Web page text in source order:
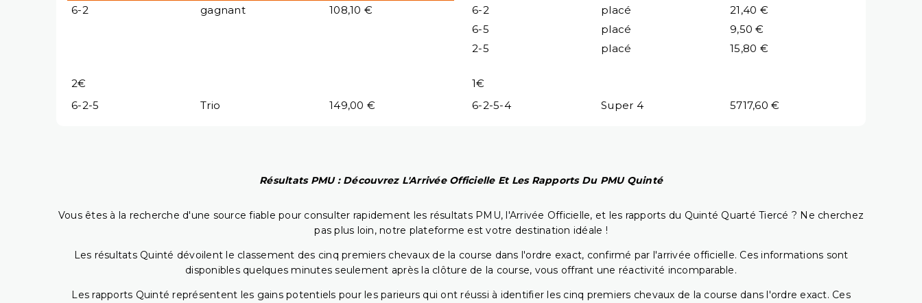
6-2
gagnant 108,10 €
6-2
placé
21,40 €
6-5
placé
9,50 €
2-5
placé 15,80 €
2€
6-2-5
Trio 149,00 €
1€
6-2-5-4
Super 4 5717,60 €
Résultats PMU : Découvrez L'Arrivée Officielle Et Les Rapports Du PMU Quinté
Vous êtes à la recherche d'une source fiable pour consulter rapidement les résultats PMU, l'Arrivée Officielle, et les rapports du Quinté Quarté Tiercé ? Ne cherchez
pas plus loin, notre plateforme est votre destination idéale !
Les résultats Quinté dévoilent le classement des cinq premiers chevaux de la course dans l'ordre exact, confirmé par l'arrivée officielle. Ces informations sont
disponibles quelques minutes seulement après la clôture de la course, vous offrant une réactivité incomparable.
Les rapports Quinté représentent les gains potentiels pour les parieurs qui ont réussi à identifier les cinq premiers chevaux de la course dans l'ordre exact. Ces